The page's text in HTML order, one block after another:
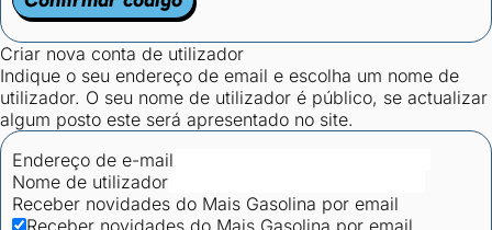
Criar nova conta de utilizador
Indique o seu endereço de email e escolha um nome de
utilizador. O seu nome de utilizador é público, se actualizar
algum posto este será apresentado no site.
Endereço de e-mail
Nome de utilizador
Receber novidades do Mais Gasolina por email
Receber novidades do Mais Gasolina por email